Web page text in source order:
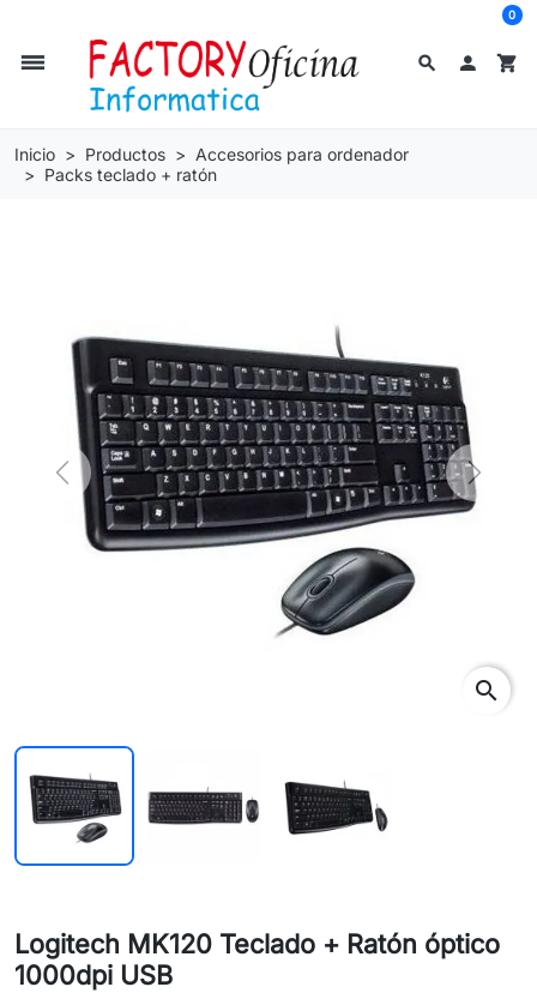
search
dehaze  shopping_cart
0
Inicio Productos
Accesorios para ordenador
Packs teclado + ratón
Previous Next
search
Logitech MK120 Teclado + Ratón óptico
1000dpi USB